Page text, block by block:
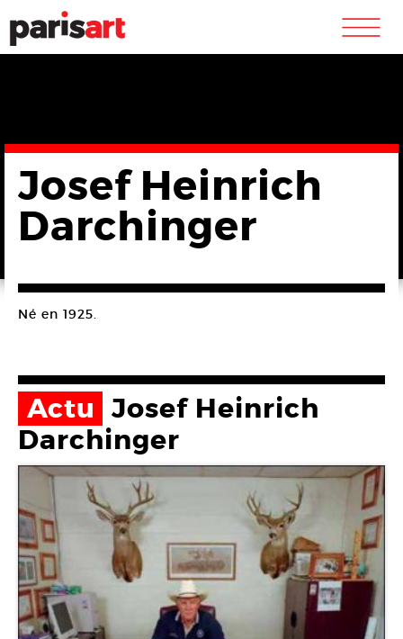
m
Josef Heinrich
Darchinger
Né en 1925.
Actu Josef Heinrich
Darchinger